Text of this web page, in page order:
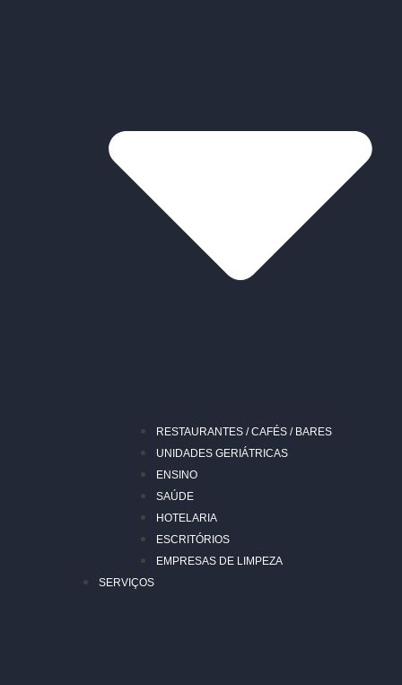
RESTAURANTES / CAFÉS / BARES
UNIDADES GERIÁTRICAS
ENSINO
SAÚDE
HOTELARIA
ESCRITÓRIOS
EMPRESAS DE LIMPEZA
SERVIÇOS